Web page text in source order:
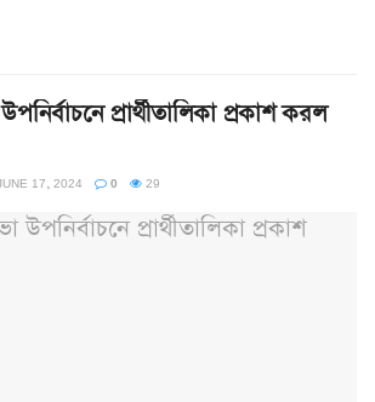
প্রার্থীতালিকা প্রকাশ করল
17, 2024 0 29